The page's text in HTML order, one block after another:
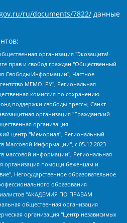
ru/documents/7822/ данные
"Вега 2021", Общество с ограниченной ответственностью "Главный редактор 2021", Общество с ограниченной ответственностью "Ромашки монолит", Важенков Артем Валерьевич, Ивановская областная общественная организация "Центр гендерных исследований", Гурман Юрий Альбертович, Медиапроект "ОВД-Инфо", Егоров Владимир Владимирович, Жилинский Владимир Александрович, Общество с ограниченной ответственностью "ЗП", Иванова София Юрьевна, Карезина Инна Павловна, Кильтау Екатерина Викторовна, Петров Алексей Викторович, Пискунов Сергей Евгеньевич, Смирнов Сергей Сергеевич, Тихонов Михаил Сергеевич, Общество с ограниченной ответственностью "ЖУРНАЛИСТ-ИНОСТРАННЫЙ АГЕНТ", Арапова Галина Юрьевна, Вольтская Татьяна Анатольевна, Американская компания "Mason G.E.S. Anonymous Foundation" (США), являющаяся владельцем интернет-издания https://mnews.world/, Компания "Stichting Bellingcat", зарегистрированная в Нидерландах (дата регистрации 11.07.2018), Захаров Андрей Вячеславович, Клепиковская Екатерина Дмитриевна, Общество с ограниченной ответственностью "МЕМО", Перл Роман Александрович, Симонов Евгений Алексеевич, Соловьева Елена Анатольевна, Сотников Даниил Владимирович, Сурначева Елизавета Дмитриевна, Автономная некоммерческая организация по защите прав человека и информированию населения "Якутия – Наше Мнение", Общество с ограниченной ответственностью "Москоу диджитал медиа", с 26.01.2023 Общество с ограниченной ответственностью "Чайка Белые сады", Ветошкина Валерия Валерьевна, Заговора Максим Александрович, Межрегиональное общественное движение "Российская ЛГБТ - сеть", Оленичев Максим Владимирович, Павлов Иван Юрьевич, Скворцова Елена Сергеевна, Общество с ограниченной ответственностью "Как бы инагент", Кочетков Игорь Викторович, Общество с ограниченной ответственностью "Честные выборы", Еланчик Олег Александрович, Общество с ограниченной ответственностью "Нобелевский призыв", Гималова Регина Эмилевна, Григорьев Андрей Валерьевич, Григорьева Алина Александровна, Ассоциация по содействию защите прав призывников, альтернативнослужащих и военнослужащих "Правозащитная группа "Гражданин.Армия.Право", Хисамова Регина Фаритовна, Автономная некоммерческая организация по реализации социально-правовых программ "Лилит", Дальневосточное общественное движение "Маяк", Санкт-Петербургская ЛГБТ-инициативная группа "Выход", Инициативная группа ЛГБТ+ "Реверс", Алексеев Андрей Викторович, Бекбулатова Таисия Львовна, Беляев Иван Михайлович, Владыкина Елена Сергеевна, Гельман Марат Александрович, Никульшина Вероника Юрьевна, Толоконникова Надежда Андреевна, Шендерович Виктор Анатольевич, Общество с ограниченной ответственностью "Данное сообщение", Общество с ограниченной ответственностью Издательский дом "Новая глава", Айнбиндер Александра Александровна, Московский комьюнити-центр для ЛГБТ+инициатив, Благотворительный фонд развития филантропии, Deutsche Welle (Германия, Kurt-Schumacher-Strasse 3, 53113 Bonn), Борзунова Мария Михайловна, Воробьев Виктор Викторович, Голубева Анна Львовна, Константинова Алла Михайловна, Малкова Ирина Владимировна, Мурадов Мурад Абдулгалимович, Осетинская Елизавета Николаевна, Понасенков Евгений Николаевич, Ганапольский Матвей Юрьевич, Киселев Евгений Алексеевич, Борухович Ирина Григорьевна, Дремин Иван Тимофеевич, Дубровский Дмитрий Викторович, Красноярская региональная общественная организация поддержки и развития альтернативных образовательных технологий и межкультурных коммуникаций "ИНТЕРРА", Маяковская Екатерина Алексеевна, Фейгин Марк Захарович, Филимонов Андрей Викторович, Дзугкоева Регина Николаевна, Доброхотов Роман Александрович, Дудь Юрий Александрович, Елкин Сергей Владимирович, Кругликов Кирилл Игоревич, Сабунаева Мария Леонидовна, Семенов Алексей Владимирович, Шаинян Карен Багратович, Шульман Екатерина Михайловна, Асафьев Артур Валерьевич, Вахштайн Виктор Семенович, Венедиктов Алексей Алексеевич, Лушникова Екатерина Евгеньевна, Волков Леонид Михайлович, Невзоров Александр Глебович, Пархоменко Сергей Борисович, Сироткин Ярослав Николаевич, Кара-Мурза Владимир Владимирович, Баранова Наталья Владимировна, Гозман Леонид Яковлевич, Кагарлицкий Борис Юльевич, Климарев Михаил Валерьевич, Милов Владимир Станиславович, Автономная некоммерческая организация Краснодарский центр современного искусства "Типография", Моргенштерн Алишер Тагирович, Соболь Любовь Эдуардовна, Общество с ограниченной ответственностью "ЛИЗА НОРМ", Каспаров Гарри Кимович, Ходорковский Михаил Борисович, Общество с ограниченной ответственностью "Апрельские тезисы", Данилович Ирина Брониславовна, Кашин Олег Владимирович, Петров Николай Владимирович, Пивоваров Алексей Владимирович, Соколов Михаил Владимирович, Цветкова Юлия Владимировна, Чичваркин Евгений Александрович, Комитет против пыток/Команда против пыток, Общество с ограниченной ответственностью "Первый научный", Общество с ограниченной ответственностью "Вертолет и ко", Белоцерковская Вероника Борисовна, Кац Максим Евгеньевич, Лазарева Татьяна Юрьевна, Шаведдинов Руслан Табризович, Яшин Илья Валерьевич, Общество с ограниченной ответственностью "Иноагент ААВ", Алешковский Дмитрий Петрович, Альбац Евгения Марковна, Быков Дмитрий Львович, Галямина Юлия Евгеньевна, Лойко Сергей Леонидович, Мартынов Кирилл Константинович, Медведев Сергей Александрович, Крашенинников Федор Геннадиевич, Гордеева Катерина Вл